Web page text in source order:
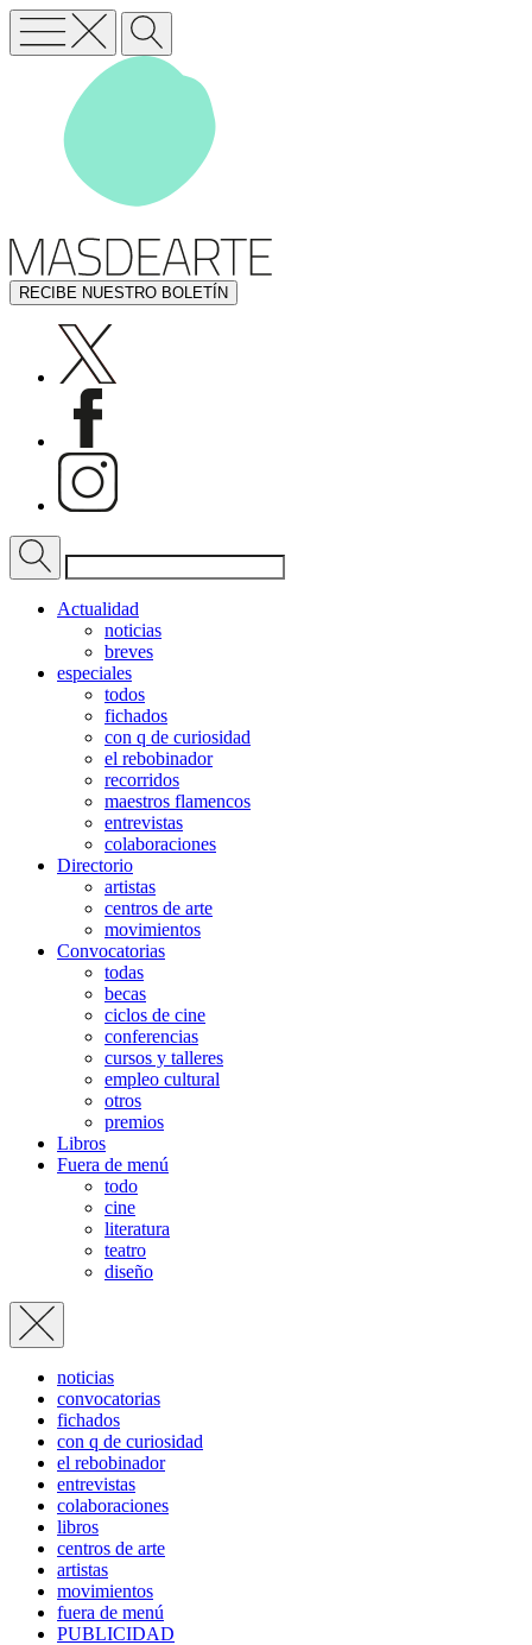
RECIBE NUESTRO BOLETÍN
Actualidad
noticias
breves
especiales
todos
fichados
con q de curiosidad
el rebobinador
recorridos
maestros flamencos
entrevistas
colaboraciones
Directorio
artistas
centros de arte
movimientos
Convocatorias
todas
becas
ciclos de cine
conferencias
cursos y talleres
empleo cultural
otros
premios
Libros
Fuera de menú
todo
cine
literatura
teatro
diseño
noticias
convocatorias
fichados
con q de curiosidad
el rebobinador
entrevistas
colaboraciones
libros
centros de arte
artistas
movimientos
fuera de menú
PUBLICIDAD